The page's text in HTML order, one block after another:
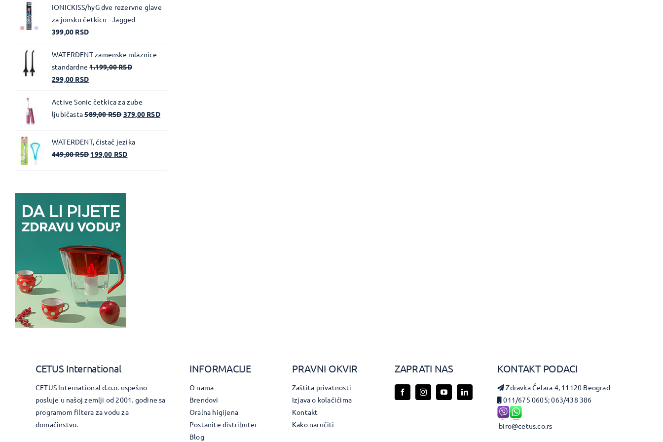
IONICKISS/hyG dve rezervne glave
za jonsku četkicu - Jagged
399,00 RSD
WATERDENT zamenske mlaznice
standardne 1.199,00RSD
299,00 RSD
Active Sonic četkica za zube
ljubičasta589,00RSD379,00 RSD
WATERDENT, čistač jezika
449,00RSD 199,00 RSD
CETUS International
CETUS International d.o.o. uspešno
posluje u našoj zemlji od 2001. godine sa
programom filtera za vodu za
domaćinstvo.
INFORMACIJE
O nama
Brendovi
Oralna higijena
Postanite distributer
Blog
PRAVNI OKVIR
Zaštita privatnosti
Izjava o kolačićima
Kontakt
Kako naručiti
ZAPRATI NAS KONTAKT PODACI
Zdravka Čelara 4, 11120 Beograd
011/675 0605; 063/438 386
biro@cetus.co.rs